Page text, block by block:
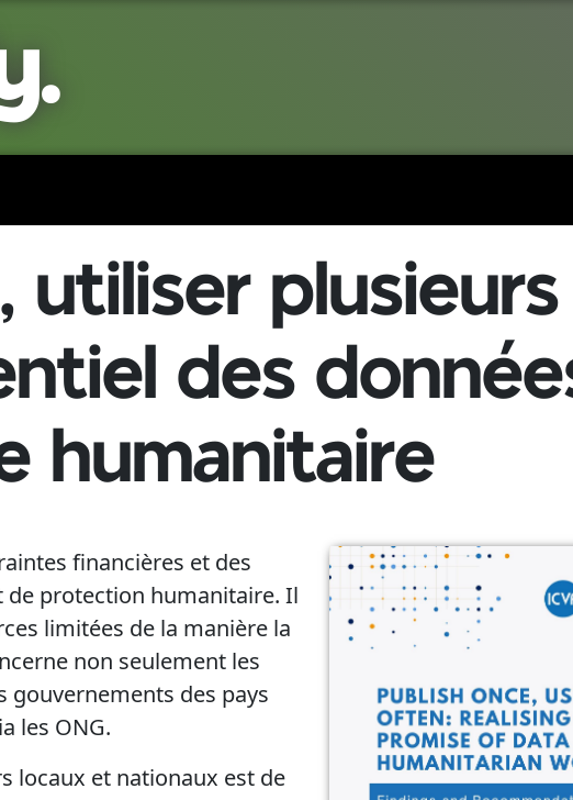
utiliser
des
humanitaire
financières et des
de protection humanitaire. Il
limitées de la manière la
non seulement les
des pays
les ONG.
locaux et nationaux est de